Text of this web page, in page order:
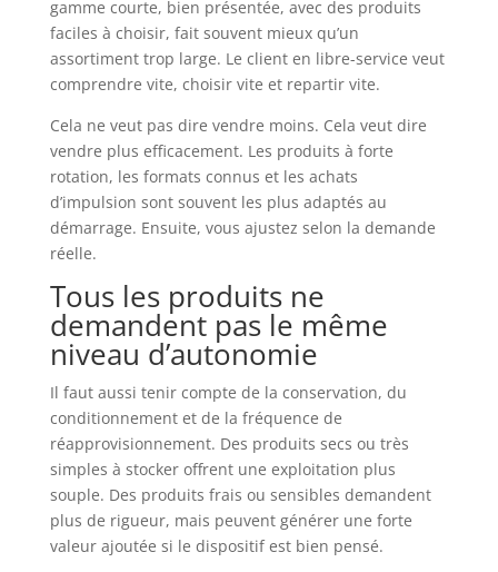
gamme courte, bien présentée, avec des produits
faciles à choisir, fait souvent mieux qu’un
assortiment trop large. Le client en libre-service veut
comprendre vite, choisir vite et repartir vite.
Cela ne veut pas dire vendre moins. Cela veut dire
vendre plus efficacement. Les produits à forte
rotation, les formats connus et les achats
d’impulsion sont souvent les plus adaptés au
démarrage. Ensuite, vous ajustez selon la demande
réelle.
Tous les produits ne
demandent pas le même
niveau d’autonomie
Il faut aussi tenir compte de la conservation, du
conditionnement et de la fréquence de
réapprovisionnement. Des produits secs ou très
simples à stocker offrent une exploitation plus
souple. Des produits frais ou sensibles demandent
plus de rigueur, mais peuvent générer une forte
valeur ajoutée si le dispositif est bien pensé.